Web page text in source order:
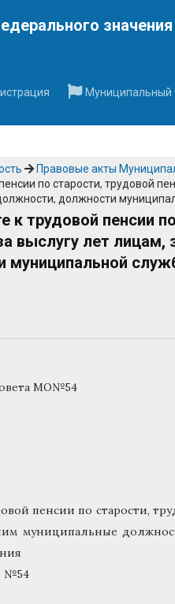
Муниципальный
Правовые акты
по старости, трудовой
должности
трудовой пенсии
выслугу лет
муниципальной
МО№54
пенсии по старости,
муниципальные
№54